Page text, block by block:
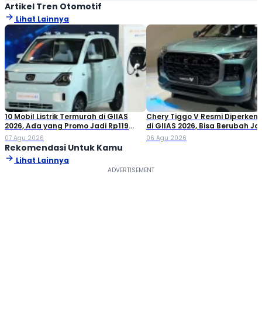
Artikel Tren Otomotif
Lihat Lainnya
10 Mobil Listrik Termurah di GIIAS
2026, Ada yang Promo Jadi Rp119
Jutaan!
07 Agu 2026
Chery Tiggo V Resmi
di GIIAS 2026, Bisa Berubah
Double Cabin
06 Agu 2026
Rekomendasi Untuk Kamu
Lihat Lainnya